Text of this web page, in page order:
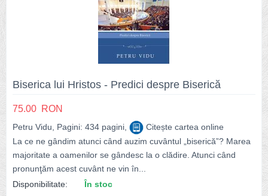
Biserica lui Hristos - Predici despre Biserică
75.00 RON
Petru Vidu, Pagini: 434 pagini,
Citește cartea online
La ce ne gândim atunci când auzim cuvântul „biserică”? Marea
majoritate a oamenilor se gândesc la o clădire. Atunci când
pronunţăm acest cuvânt ne vin în...
Disponibilitate:
În stoc